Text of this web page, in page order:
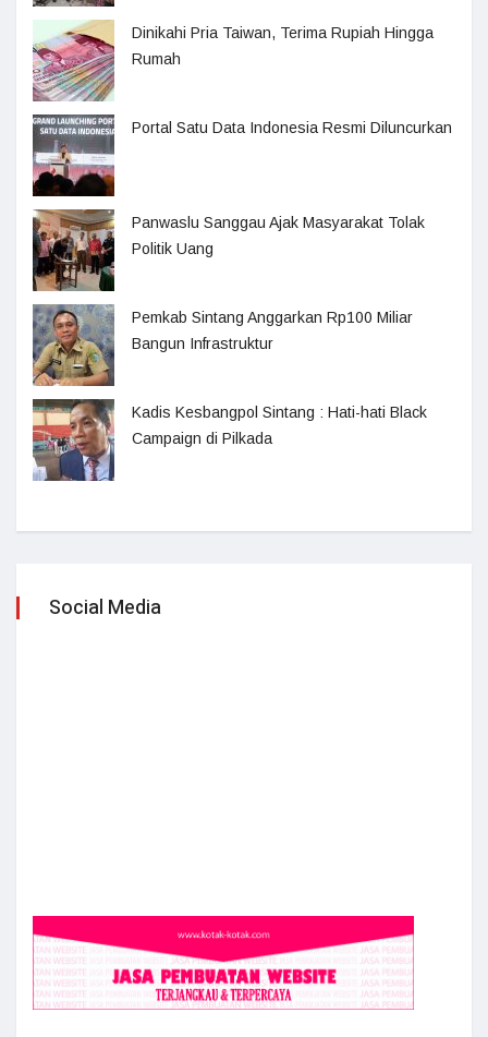
Dinikahi Pria Taiwan, Terima Rupiah Hingga
Rumah
Portal Satu Data Indonesia Resmi Diluncurkan
Panwaslu Sanggau Ajak Masyarakat Tolak
Politik Uang
Pemkab Sintang Anggarkan Rp100 Miliar
Bangun Infrastruktur
Kadis Kesbangpol Sintang : Hati-hati Black
Campaign di Pilkada
Social Media